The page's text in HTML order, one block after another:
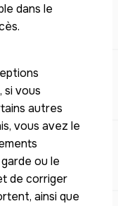
dans le
si vous
autres
vous avez le
ou le
de corriger
ainsi que